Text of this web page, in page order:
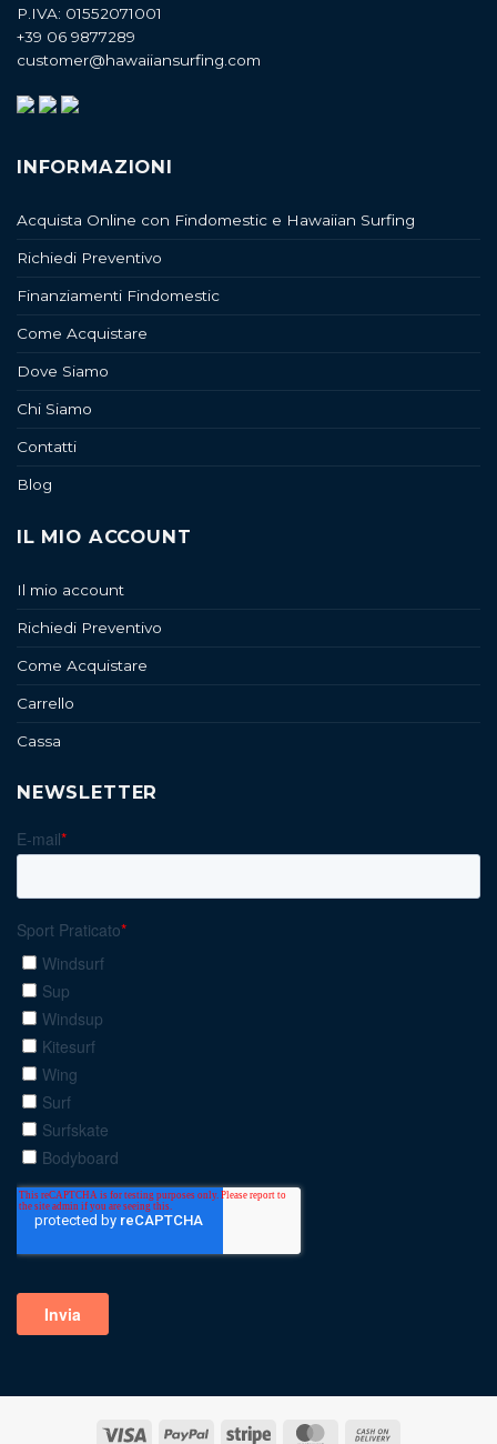
P.IVA: 01552071001
+39 06 9877289
customer@hawaiiansurfing.com
INFORMAZIONI
Acquista Online con Findomestic e Hawaiian Surfing
Richiedi Preventivo
Finanziamenti Findomestic
Come Acquistare
Dove Siamo
Chi Siamo
Contatti
Blog
IL MIO ACCOUNT
Il mio account
Richiedi Preventivo
Come Acquistare
Carrello
Cassa
NEWSLETTER